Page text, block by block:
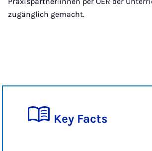
zugänglich gemacht.
Key Facts